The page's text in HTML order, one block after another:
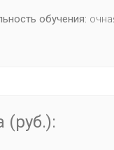
обучения:
(руб.):